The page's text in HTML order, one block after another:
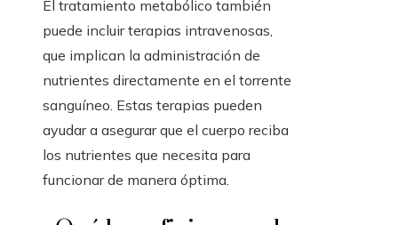
El tratamiento metabólico también
puede incluir terapias intravenosas,
que implican la administración de
nutrientes directamente en el torrente
sanguíneo. Estas terapias pueden
ayudar a asegurar que el cuerpo reciba
los nutrientes que necesita para
funcionar de manera óptima.